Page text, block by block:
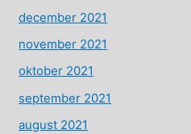
december 2021
november 2021
oktober 2021
september 2021
august 2021